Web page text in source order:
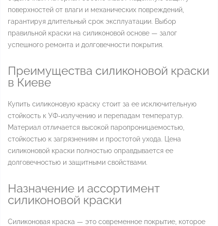
поверхностей от влаги и механических повреждений,
гарантируя длительный срок эксплуатации. Выбор
правильной краски на силиконовой основе — залог
успешного ремонта и долговечности покрытия.
Преимущества силиконовой краски
в Киеве
Купить силиконовую краску стоит за ее исключительную
стойкость к УФ-излучению и перепадам температур.
Материал отличается высокой паропроницаемостью,
стойкостью к загрязнениям и простотой ухода. Цена
силиконовой краски полностью оправдывается ее
долговечностью и защитными свойствами.
Назначение и ассортимент
силиконовой краски
Силиконовая краска — это современное покрытие, которое